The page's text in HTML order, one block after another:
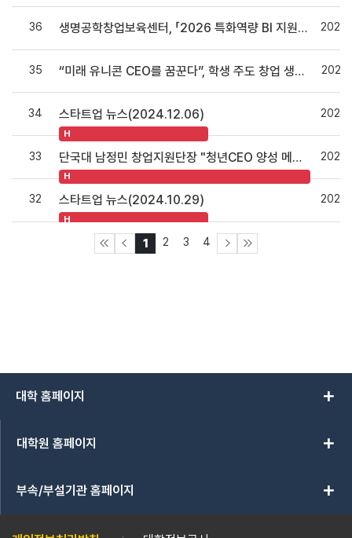
36 생명공학창업보육센터, 「2026 특화역량 BI 지원사업」 선정
35 “미래 유니콘 CEO를 꿈꾼다”, 학생 주도 창업 생태계 본격 가동
34 스타트업 뉴스(2024.12.06)
H
33 단국대 남정민 창업지원단장 "청년CEO 양성 메카로"
H
32 스타트업 뉴스(2024.10.29)
H
1 2 3 4
대학 홈페이지 add
대학원 홈페이지 add
부속/부설기관 홈페이지 add